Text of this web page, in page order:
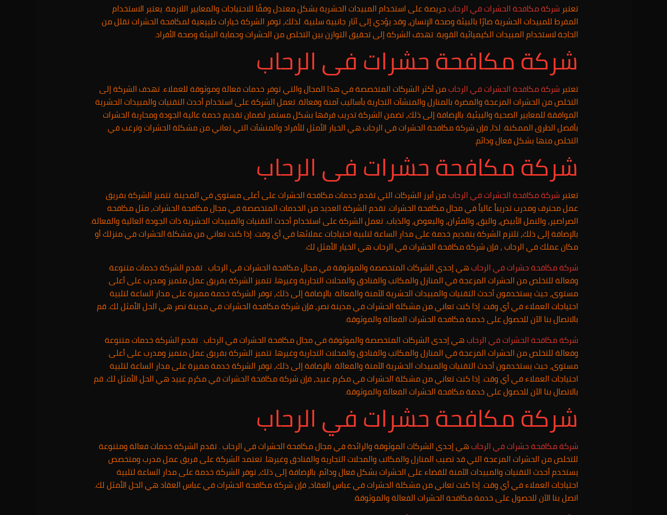
تعتبر شركة مكافحة الحشرات في الرحاب حريصة على استخدام المبيدات الحشرية بشكل معتدل وفقًا للاحتياجات والمعايير اللازمة. يعتبر الاستخدام
المفرط للمبيدات الحشرية ضارًا بالبيئة وصحة الإنسان، وقد يؤدي إلى آثار جانبية سلبية. لذلك، توفر الشركة خيارات طبيعية لمكافحة الحشرات تقلل من
الحاجة لاستخدام المبيدات الكيميائية القوية. تهدف الشركة إلى تحقيق التوازن بين التخلص من الحشرات وحماية البيئة وصحة الأفراد.
شركة مكافحة حشرات فى الرحاب
تعتبر شركة مكافحة الحشرات في الرحابمن أكثر الشركات المتخصصة في هذا المجال والتي توفر خدمات فعالة وموثوقة للعملاء. تهدف الشركة إلى
التخلص من الحشرات المزعجة والمضرة بالمنازل والمنشآت التجارية بأساليب آمنة وفعالة. تعمل الشركة على استخدام أحدث التقنيات والمبيدات الحشرية
الموافقة للمعايير الصحية والبيئية. بالإضافة إلى ذلك، تضمن الشركة تدريب فرقها بشكل مستمر لضمان تقديم خدمة عالية الجودة ومحاربة الحشرات
بأفضل الطرق الممكنة. لذا، فإن شركة مكافحة الحشرات في الرحاب هي الخيار الأمثل للأفراد والمنشآت التي تعاني من مشكلة الحشرات وترغب في
التخلص منها بشكل فعال ودائم.
شركة مكافحة حشرات فى الرحاب
تعتبر شركة مكافحة الحشرات في الرحابمن أبرز الشركات التي تقدم خدمات مكافحة الحشرات على أعلى مستوى في المدينة. تتميز الشركة بفريق
عمل محترف ومدرب تدريباً عالياً في مجال مكافحة الحشرات. تقدم الشركة العديد من الخدمات المتخصصة في مجال مكافحة الحشرات، مثل مكافحة
الصراصير، والنمل الأبيض، والبق، والفئران، والبعوض، والذباب. تعمل الشركة على استخدام أحدث التقنيات والمبيدات الحشرية ذات الجودة العالية والفعالة.
بالإضافة إلى ذلك، تلتزم الشركة بتقديم خدمة على مدار الساعة لتلبية احتياجات عملائها في أي وقت. إذا كنت تعاني من مشكلة الحشرات في منزلك أو
مكان عملك في الرحاب ، فإن شركة مكافحة الحشرات في الرحاب هي الخيار الأمثل لك.
شركة مكافحة حشرات في الرحابهي إحدى الشركات المتخصصة والموثوقة في مجال مكافحة الحشرات في الرحاب . تقدم الشركة خدمات متنوعة
وفعالة للتخلص من الحشرات المزعجة في المنازل والمكاتب والفنادق والمحلات التجارية وغيرها. تتميز الشركة بفريق عمل متميز ومدرب على أعلى
مستوى، حيث يستخدمون أحدث التقنيات والمبيدات الحشرية الآمنة والفعالة. بالإضافة إلى ذلك، توفر الشركة خدمة مميزة على مدار الساعة لتلبية
احتياجات العملاء في أي وقت. إذا كنت تعاني من مشكلة الحشرات في مدينة نصر، فإن شركة مكافحة الحشرات في مدينة نصر هي الحل الأمثل لك. قم
بالاتصال بنا الآن للحصول على خدمة مكافحة الحشرات الفعالة والموثوقة.
شركة مكافحة الحشرات في الرحابهي إحدى الشركات المتخصصة والموثوقة في مجال مكافحة الحشرات في الرحاب . تقدم الشركة خدمات متنوعة
وفعالة للتخلص من الحشرات المزعجة في المنازل والمكاتب والفنادق والمحلات التجارية وغيرها. تتميز الشركة بفريق عمل متميز ومدرب على أعلى
مستوى، حيث يستخدمون أحدث التقنيات والمبيدات الحشرية الآمنة والفعالة. بالإضافة إلى ذلك، توفر الشركة خدمة مميزة على مدار الساعة لتلبية
احتياجات العملاء في أي وقت. إذا كنت تعاني من مشكلة الحشرات في مكرم عبيد، فإن شركة مكافحة الحشرات في مكرم عبيد هي الحل الأمثل لك. قم
بالاتصال بنا الآن للحصول على خدمة مكافحة الحشرات الفعالة والموثوقة.
شركة مكافحة حشرات في الرحاب
شركة مكافحة حشرات في الرحابهي إحدى الشركات الموثوقة والرائدة في مجال مكافحة الحشرات في الرحاب . تقدم الشركة خدمات فعالة ومتنوعة
للتخلص من الحشرات المزعجة التي قد تصيب المنازل والمكاتب والمحلات التجارية والفنادق وغيرها. تعتمد الشركة على فريق عمل مدرب ومتخصص
يستخدم أحدث التقنيات والمبيدات الآمنة للقضاء على الحشرات بشكل فعال ودائم. بالإضافة إلى ذلك، توفر الشركة خدمة على مدار الساعة لتلبية
احتياجات العملاء في أي وقت. إذا كنت تعاني من مشكلة الحشرات في عباس العقاد، فإن شركة مكافحة الحشرات في عباس العقاد هي الحل الأمثل لك.
اتصل بنا الآن للحصول على خدمة مكافحة الحشرات الفعالة والموثوقة.